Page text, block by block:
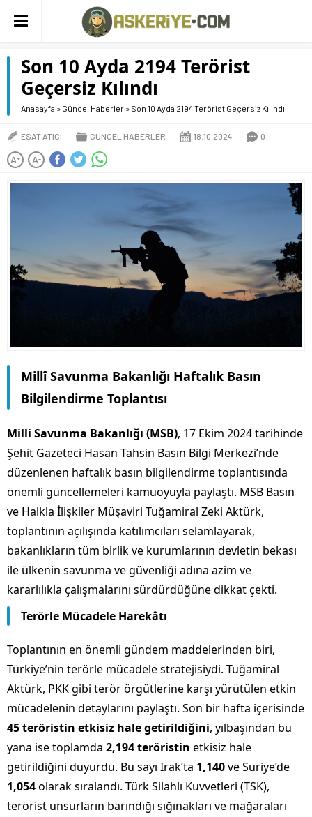
Son 10 Ayda 2194 Terörist
Geçersiz Kılındı
Anasayfa » Güncel Haberler » Son 10 Ayda 2194 Terörist Geçersiz Kılındı
ESAT ATICI GÜNCEL HABERLER 18.10.2024 0
A+ A-
Millî Savunma Bakanlığı Haftalık Basın
Bilgilendirme Toplantısı
Milli Savunma Bakanlığı (MSB), 17 Ekim 2024 tarihinde
Şehit Gazeteci Hasan Tahsin Basın Bilgi Merkezi’nde
düzenlenen haftalık basın bilgilendirme toplantısında
önemli güncellemeleri kamuoyuyla paylaştı. MSB Basın
ve Halkla İlişkiler Müşaviri Tuğamiral Zeki Aktürk,
toplantının açılışında katılımcıları selamlayarak,
bakanlıkların tüm birlik ve kurumlarının devletin bekası
ile ülkenin savunma ve güvenliği adına azim ve
kararlılıkla çalışmalarını sürdürdüğüne dikkat çekti.
Terörle Mücadele Harekâtı
Toplantının en önemli gündem maddelerinden biri,
Türkiye’nin terörle mücadele stratejisiydi. Tuğamiral
Aktürk, PKK gibi terör örgütlerine karşı yürütülen etkin
mücadelenin detaylarını paylaştı. Son bir hafta içerisinde
45 teröristin etkisiz hale getirildiğini, yılbaşından bu
yana ise toplamda 2,194 teröristin etkisiz hale
getirildiğini duyurdu. Bu sayı Irak’ta 1,140ve Suriye’de
1,054olarak sıralandı. Türk Silahlı Kuvvetleri (TSK),
terörist unsurların barındığı sığınakları ve mağaraları